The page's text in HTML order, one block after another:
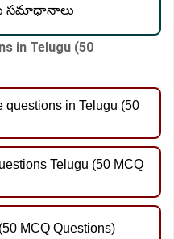
సమాధానాలు
in Telugu (50
questions in Telugu (50
Telugu (50 MCQ
MCQ Questions)